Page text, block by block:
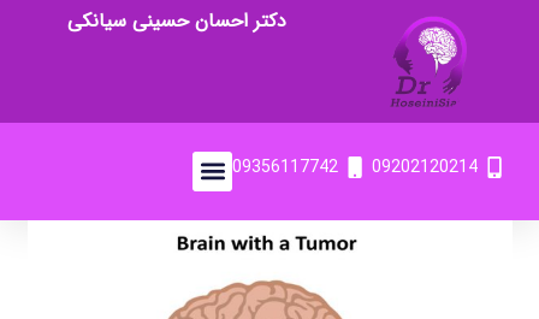
دکتر احسان حسینی سیانکی
09202120214
09356117742